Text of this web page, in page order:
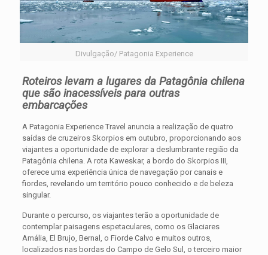
Divulgação/ Patagonia Experience
Roteiros levam a lugares da Patagônia chilena
que são inacessíveis para outras
embarcações
A Patagonia Experience Travel anuncia a realização de quatro
saídas de cruzeiros Skorpios em outubro, proporcionando aos
viajantes a oportunidade de explorar a deslumbrante região da
Patagônia chilena. A rota Kaweskar, a bordo do Skorpios III,
oferece uma experiência única de navegação por canais e
fiordes, revelando um território pouco conhecido e de beleza
singular.
Durante o percurso, os viajantes terão a oportunidade de
contemplar paisagens espetaculares, como os Glaciares
Amália, El Brujo, Bernal, o Fiorde Calvo e muitos outros,
localizados nas bordas do Campo de Gelo Sul, o terceiro maior